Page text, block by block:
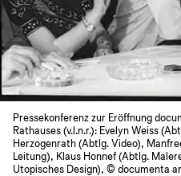
Pressekonferenz zur Eröffnung
Rathauses (v.l.n.r.): Evelyn Weiss
Herzogenrath (Abtlg. Video),
Leitung), Klaus Honnef (Abtlg.
Utopisches Design), © documenta